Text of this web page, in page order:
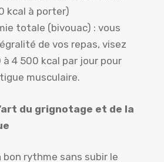
kcal à porter)
totale (bivouac) : vous
de vos repas, visez
à 4 500 kcal par jour pour
musculaire.
du grignotage et de la
bon rythme sans subir le